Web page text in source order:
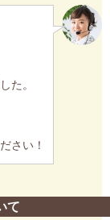
た。
さい！
て